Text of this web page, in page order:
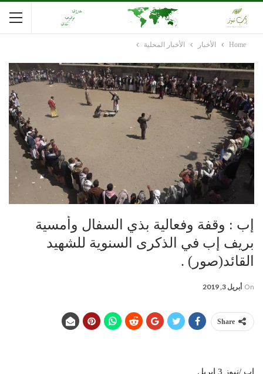
Home الأخبار الأخبار المحلية
إب : وقفة وفعالية بذي السفال وأمسية
بريف إب في الذكرى السنوية للشهيد
القائد(صور) .
On أبريل 3, 2019
Share
إب /نيوز 3 ابريل